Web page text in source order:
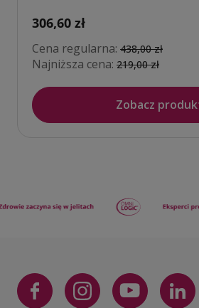
306,60 zł
Cena regularna: 438,00 zł
Najniższa cena: 219,00 zł
Zobacz